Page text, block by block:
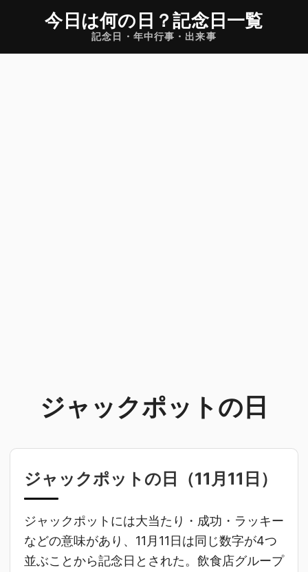
今日は何の日 ？記念日一覧
記念日・年中行事・出来事
ジャックポットの日
ジャックポットの日（11月11日 ）
ジャックポットには大当たり・成功・ラッキー
などの意味があり、11月11日は同じ数字が4つ
並ぶことから記念日とされた。飲食店グループ